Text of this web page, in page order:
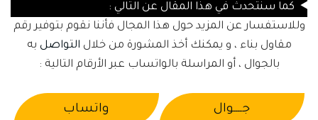
كما سنتحدث في هذا المقال عن التالي :
وللاستفسار عن المزيد حول هذا المجال فأننا نقوم بتوفير رقم
مقاول بناء ، و يمكنك أخذ المشورة من خلال التواصل به
بالجوال ، أو المراسلة بالواتساب عبر الأرقام التالية :
جــــوال واتساب